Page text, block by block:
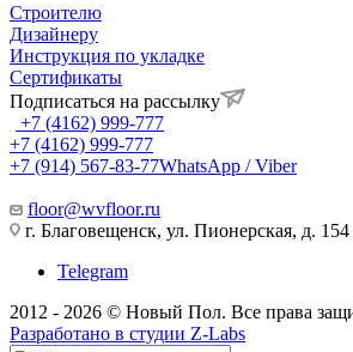
Строителю
Дизайнеру
Инструкция по укладке
Сертификаты
Подписаться на рассылку
+7 (4162) 999-777
+7 (4162) 999-777
+7 (914) 567-83-77WhatsApp / Viber
floor@wvfloor.ru
г. Благовещенск, ул. Пионерская, д. 154
Telegram
2012 - 2026 © Новый Пол. Все права
Разработано в студии Z-Labs